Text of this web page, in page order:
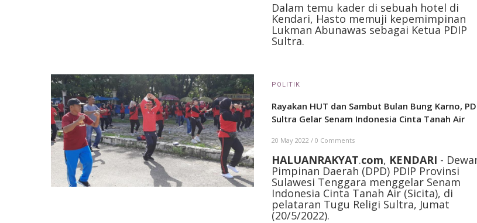
Dalam temu kader di sebuah hotel di
Kendari, Hasto memuji kepemimpinan
Lukman Abunawas sebagai Ketua PDIP
Sultra.
POLITIK
Rayakan HUT dan Sambut Bulan Bung Karno,
Sultra Gelar Senam Indonesia Cinta Tanah Air
20 May 2022 / 0 Comments
HALUANRAKYAT.com, KENDARI -
Pimpinan Daerah (DPD) PDIP Provinsi
Sulawesi Tenggara menggelar Senam
Indonesia Cinta Tanah Air (Sicita), di
pelataran Tugu Religi Sultra, Jumat
(20/5/2022).